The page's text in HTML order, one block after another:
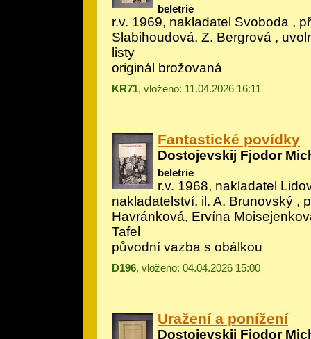
beletrie
r.v. 1969, nakladatel Svoboda ,
Slabihoudová, Z. Bergrová ,
listy
originál brožovaná
KR71, vloženo: 11.04.2026 16:11
Fantastické povídky
Dostojevskij Fjodor
beletrie
r.v. 1968, nakladatel
nakladatelství, il. A. Brunovský ,
Havránková, Ervína
Tafel
původní vazba s obálkou
D196, vloženo: 04.04.2026 15:00
Uražení a ponížení
Dostojevskij Fjodor